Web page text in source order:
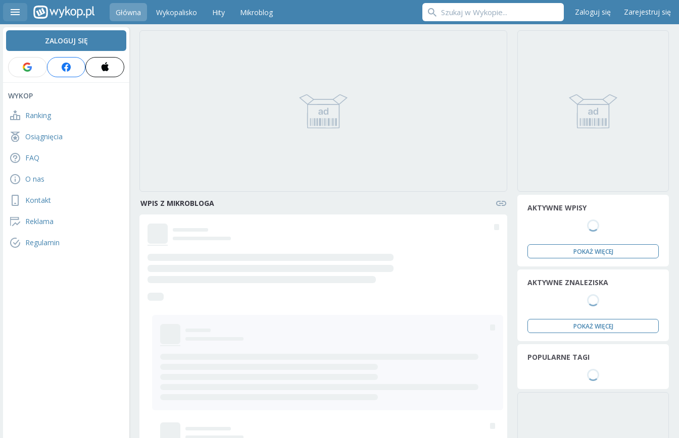
Główna Wykopalisko Hity Mikroblog Zaloguj się Zarejestruj się
ZALOGUJ SIĘ
WYKOP
Ranking
Osiągnięcia
FAQ
O nas
Kontakt
Reklama
Regulamin
WPIS Z MIKROBLOGA AKTYWNE WPISY
POKAŻ WIĘCEJ
AKTYWNE ZNALEZISKA
POKAŻ WIĘCEJ
POPULARNE TAGI